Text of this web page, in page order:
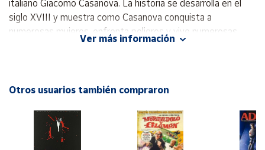
Hazte
vendedor
Área
italiano Giacomo Casanova. La historia se desarrolla en el
siglo XVIII y muestra como Casanova conquista a
numerosas mujeres, enfrenta peligros y vive numerosas
aventuras en su búsqueda de amor y libertad. El DVD
Ver más información
Otros usuarios también compraron